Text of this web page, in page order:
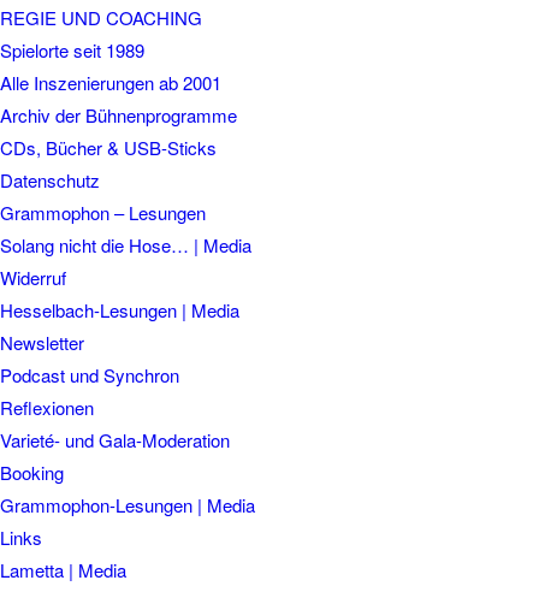
REGIE UND COACHING
Spielorte seit 1989
Alle Inszenierungen ab 2001
Archiv der Bühnenprogramme
CDs, Bücher & USB-Sticks
Datenschutz
Grammophon – Lesungen
Solang nicht die Hose… | Media
Widerruf
Hesselbach-Lesungen | Media
Newsletter
Podcast und Synchron
Reflexionen
Varieté- und Gala-Moderation
Booking
Grammophon-Lesungen | Media
Links
Lametta | Media